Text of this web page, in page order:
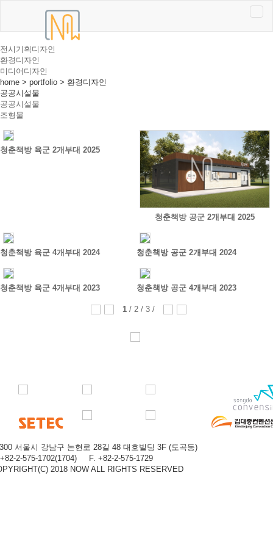
전시기획디자인
환경디자인
미디어디자인
home > portfolio > 환경디자인
공공시설물
공공시설물
조형물
청춘책방 육군 2개부대 2025
청춘책방 공군 2개부대 2025
청춘책방 육군 4개부대 2024 청춘책방 공군 2개부대 2024
청춘책방 육군 4개부대 2023 청춘책방 공군 4개부대 2023
1/ 2 / 3 /
서울시 강남구 논현로 28길 48 대호빌딩 3F (도곡동)
2-575-1702(1704) F. +82-2-575-1729
2018 NOW ALL RIGHTS RESERVED